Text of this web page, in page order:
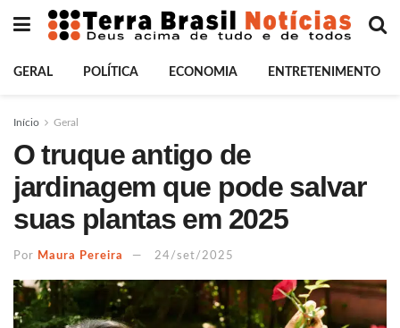
GERAL POLÍTICA ECONOMIA ENTRETENIMENTO
Início Geral
O truque antigo de
jardinagem que pode salvar
suas plantas em 2025
Por Maura Pereira 24/set/2025